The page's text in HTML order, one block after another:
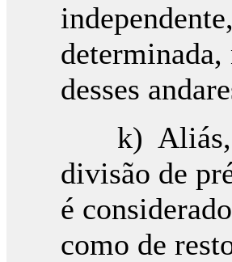
desses
k) Aliás,
divisão de
é
como de